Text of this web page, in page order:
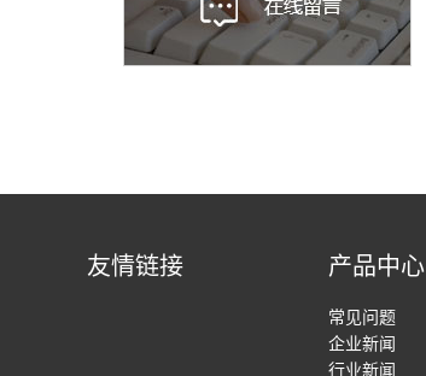
友情链接 产品中心
常见问题
企业新闻
行业新闻